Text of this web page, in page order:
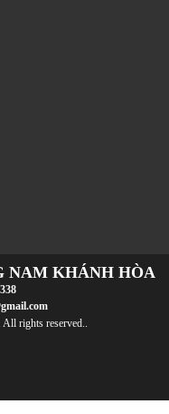
NAM KHÁNH HÒA
rights reserved..